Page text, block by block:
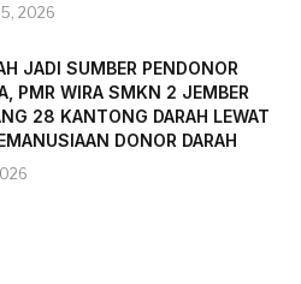
2026
JADI SUMBER PENDONOR
PMR WIRA SMKN 2 JEMBER
28 KANTONG DARAH LEWAT
DONOR DARAH